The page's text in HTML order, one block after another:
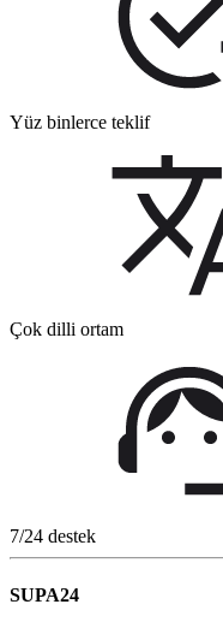
Yüz binlerce teklif
Çok dilli ortam
7/24 destek
SUPA24